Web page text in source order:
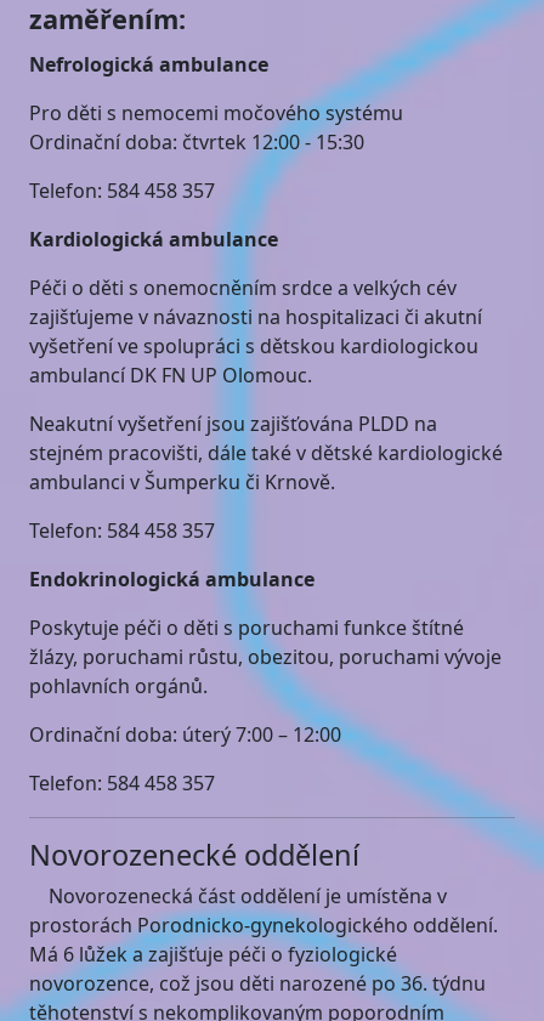
zaměřením:
Nefrologická ambulance
Pro děti s nemocemi močového systému
Ordinační doba: čtvrtek 12:00 - 15:30
Telefon: 584 458 357
Kardiologická ambulance
Péči o děti s onemocněním srdce a velkých cév
zajišťujeme v návaznosti na hospitalizaci či akutní
vyšetření ve spolupráci s dětskou kardiologickou
ambulancí DK FN UP Olomouc.
Neakutní vyšetření jsou zajišťována PLDD na
stejném pracovišti, dále také v dětské kardiologické
ambulanci v Šumperku či Krnově.
Telefon: 584 458 357
Endokrinologická ambulance
Poskytuje péči o děti s poruchami funkce štítné
žlázy, poruchami růstu, obezitou, poruchami vývoje
pohlavních orgánů.
Ordinační doba: úterý 7:00 – 12:00
Telefon: 584 458 357
Novorozenecké oddělení
Novorozenecká část oddělení je umístěna v
prostorách Porodnicko-gynekologického oddělení.
Má 6 lůžek a zajišťuje péči o fyziologické
novorozence, což jsou děti narozené po 36. týdnu
těhotenství s nekomplikovaným poporodním